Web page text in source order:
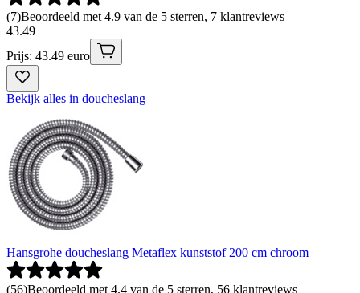
(7)Beoordeeld met 4.9 van de 5 sterren, 7 klantreviews
43.49
Prijs: 43.49 euro
Bekijk alles in doucheslang
Hansgrohe doucheslang Metaflex kunststof 200 cm chroom
(56)Beoordeeld met 4.4 van de 5 sterren, 56 klantreviews